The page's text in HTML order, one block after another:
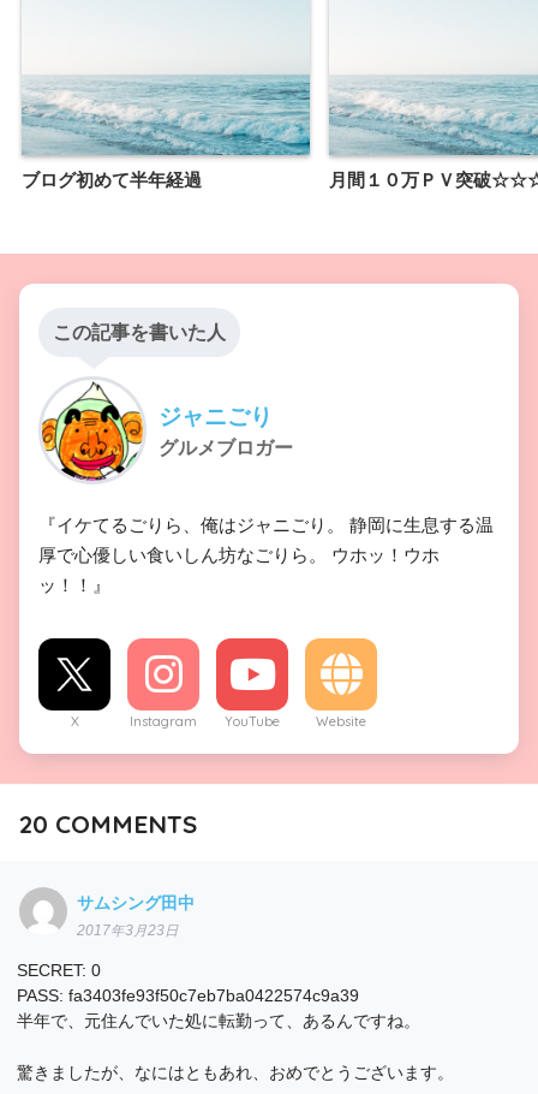
ブログ初めて半年経過 月間１０万ＰＶ突破
この記事を書いた人
ジャニごり
グルメブロガー
『イケてるごりら、俺はジャニごり。 静岡に生息する温
厚で心優しい食いしん坊なごりら。 ウホッ！ウホ
ッ！！』
X Instagram YouTube Website
20 COMMENTS
サムシング田中
2017年3月23日
SECRET: 0
PASS: fa3403fe93f50c7eb7ba0422574c9a39
半年で、元住んでいた処に転勤って、あるんですね。
驚きましたが、なにはともあれ、おめでとうございます。